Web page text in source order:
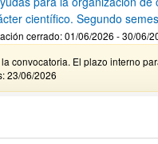
científico. Segundo
cerrado: 01/06/2026 - 30/06/
convocatoria. El plazo interno
23/06/2026
Red Guipuzcoana de
2026 (Zientzia Erein)